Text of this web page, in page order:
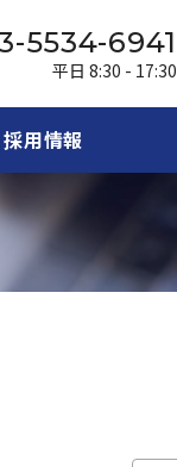
5534-6941
平日 8:30 - 17:30
採用情報